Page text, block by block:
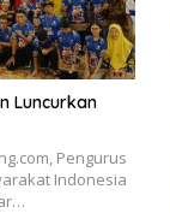
Luncurkan
Pengurus
Indonesia